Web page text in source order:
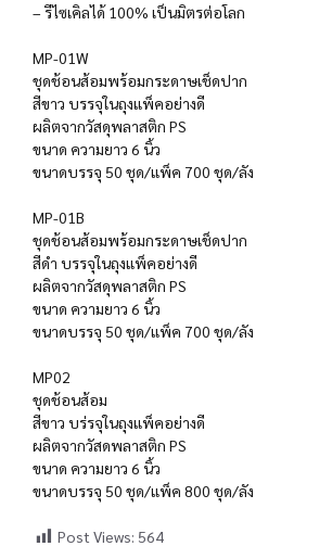
– รีไซเคิลได้ 100% เป็นมิตรต่อโลก
MP-01W
ชุดช้อนส้อมพร้อมกระดาษเช็ดปาก
สีขาว บรรจุในถุงแพ็คอย่างดี
ผลิตจากวัสดุพลาสติก PS
ขนาด ความยาว 6 นิ้ว
ขนาดบรรจุ 50 ชุด/แพ็ค 700 ชุด/ลัง
MP-01B
ชุดช้อนส้อมพร้อมกระดาษเช็ดปาก
สีดำ บรรจุในถุงแพ็คอย่างดี
ผลิตจากวัสดุพลาสติก PS
ขนาด ความยาว 6 นิ้ว
ขนาดบรรจุ 50 ชุด/แพ็ค 700 ชุด/ลัง
MP02
ชุดช้อนส้อม
สีขาว บร่รจุในถุงแพ็คอย่างดี
ผลิตจากวัสดพลาสติก PS
ขนาด ความยาว 6 นิ้ว
ขนาดบรรจุ 50 ชุด/แพ็ค 800 ชุด/ลัง
Post Views: 564